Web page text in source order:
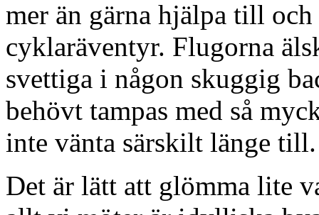
mer än gärna hjälpa till
cyklaräventyr. Flugorna
svettiga i någon skuggig
behövt tampas med så
inte vänta särskilt länge till.
Det är lätt att glömma lite